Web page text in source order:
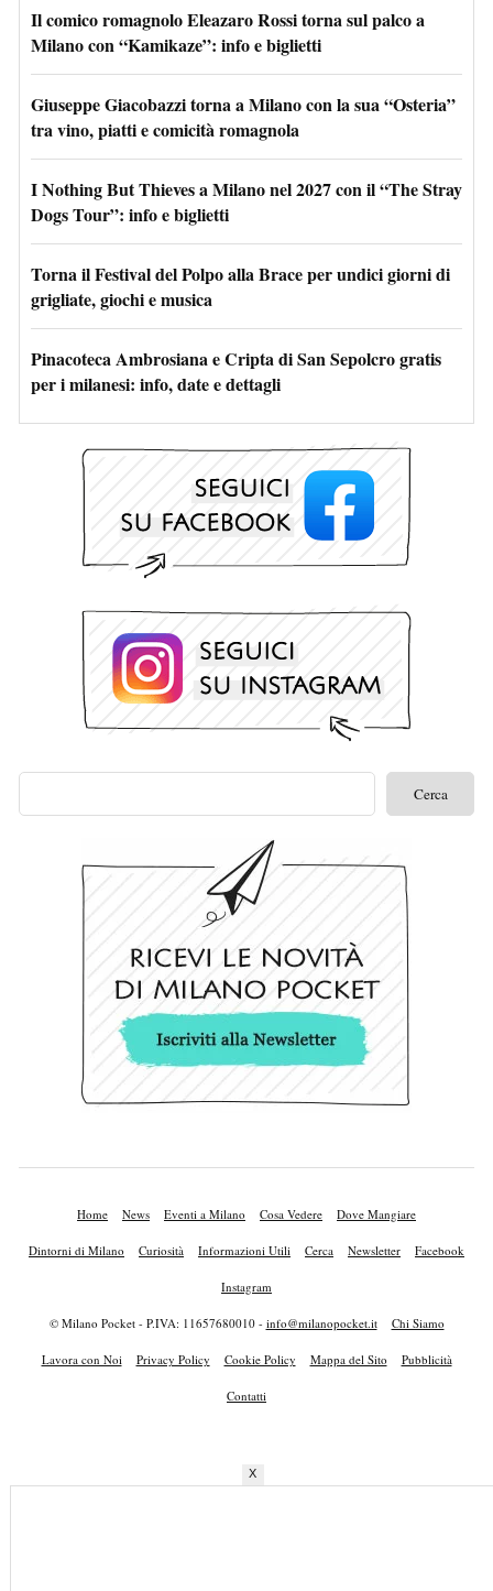
Il comico romagnolo Eleazaro Rossi torna sul palco a
Milano con “Kamikaze”: info e biglietti
Giuseppe Giacobazzi torna a Milano con la sua “Osteria”
tra vino, piatti e comicità romagnola
I Nothing But Thieves a Milano nel 2027 con il “The Stray
Dogs Tour”: info e biglietti
Torna il Festival del Polpo alla Brace per undici giorni di
grigliate, giochi e musica
Pinacoteca Ambrosiana e Cripta di San Sepolcro gratis
per i milanesi: info, date e dettagli
Home News Eventi a Milano Cosa Vedere Dove Mangiare
Dintorni di Milano Curiosità Informazioni Utili Cerca Newsletter Facebook
Instagram
© Milano Pocket - P.IVA: 11657680010 - info@milanopocket.it Chi Siamo
Lavora con Noi Privacy Policy Cookie Policy Mappa del Sito Pubblicità
Contatti
X